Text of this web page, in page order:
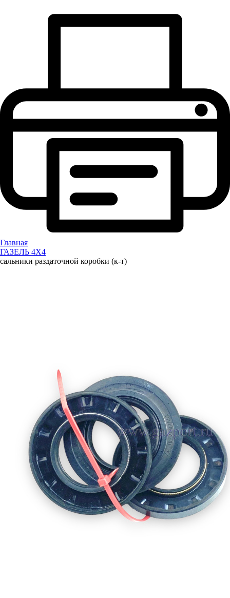
Главная
ГАЗЕЛЬ 4Х4
сальники раздаточной коробки (к-т)